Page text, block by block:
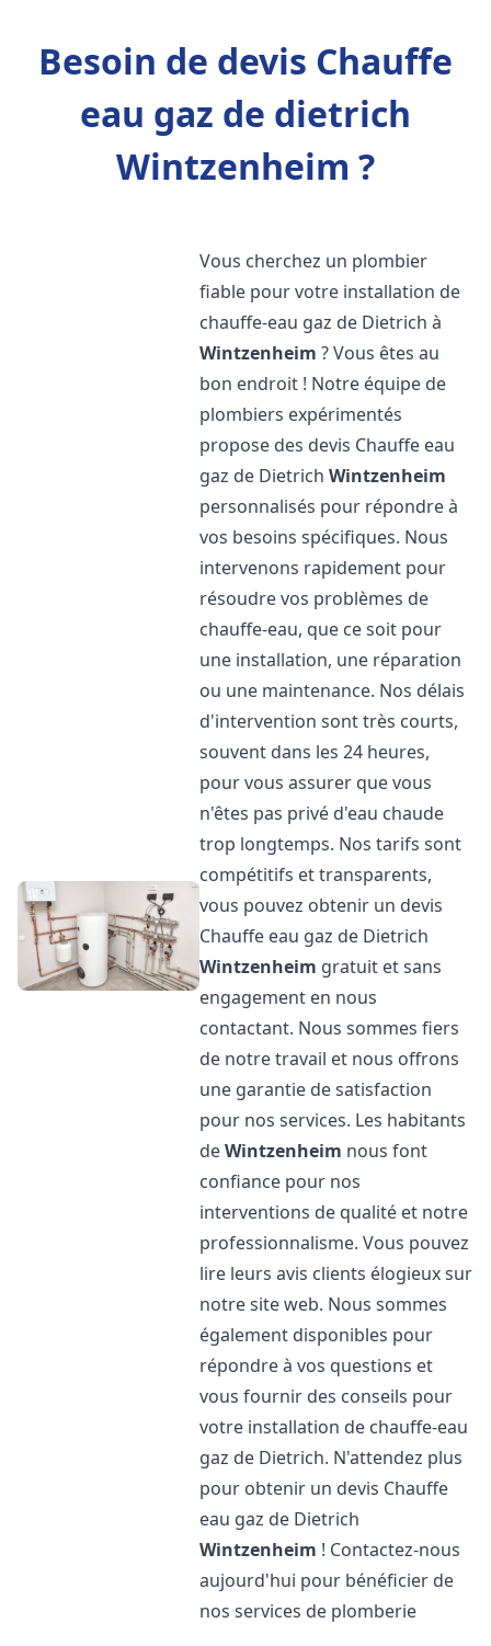
Besoin de devis Chauffe
eau gaz de dietrich
Wintzenheim ?
Vous cherchez un plombier
fiable pour votre installation de
chauffe-eau gaz de Dietrich à
Wintzenheim ? Vous êtes au
bon endroit ! Notre équipe de
plombiers expérimentés
propose des devis Chauffe eau
gaz de DietrichWintzenheim
personnalisés pour répondre à
vos besoins spécifiques. Nous
intervenons rapidement pour
résoudre vos problèmes de
chauffe-eau, que ce soit pour
une installation, une réparation
ou une maintenance. Nos délais
d'intervention sont très courts,
souvent dans les 24 heures,
pour vous assurer que vous
n'êtes pas privé d'eau chaude
trop longtemps. Nos tarifs sont
compétitifs et transparents,
vous pouvez obtenir un devis
Chauffe eau gaz de Dietrich
Wintzenheim gratuit et sans
engagement en nous
contactant. Nous sommes fiers
de notre travail et nous offrons
une garantie de satisfaction
pour nos services. Les habitants
deWintzenheim nous font
confiance pour nos
interventions de qualité et notre
professionnalisme. Vous pouvez
lire leurs avis clients élogieux sur
notre site web. Nous sommes
également disponibles pour
répondre à vos questions et
vous fournir des conseils pour
votre installation de chauffe-eau
gaz de Dietrich. N'attendez plus
pour obtenir un devis Chauffe
eau gaz de Dietrich
Wintzenheim ! Contactez-nous
aujourd'hui pour bénéficier de
nos services de plomberie